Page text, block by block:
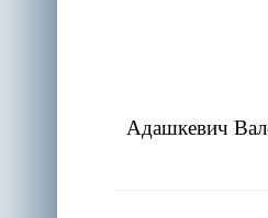
Адашкевич